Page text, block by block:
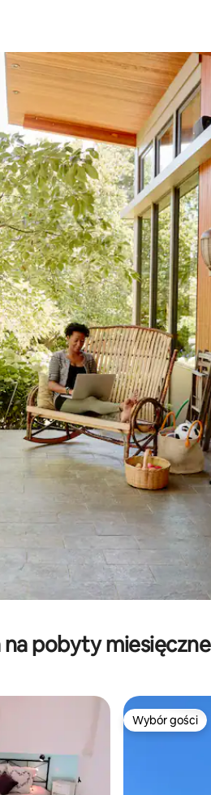
klawiszy strzałek w górę i w dół
na pobyty
Wybór gości
Wybór gości